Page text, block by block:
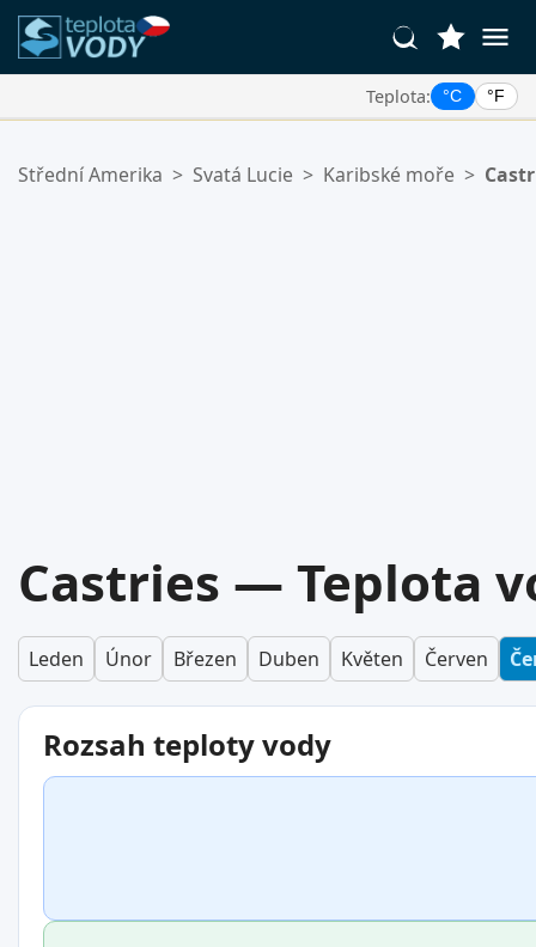
Teplota: °C °F
Váš seznam oblíbených je prázdný.
Střední Amerika > Svatá Lucie > Karibské moře >
Castries — Teplota
Leden Únor Březen Duben Květen Červen
Rozsah teploty vody